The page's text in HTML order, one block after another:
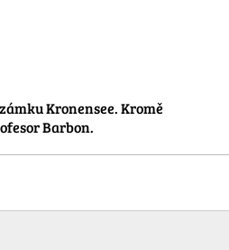
Kronensee. Kromě
Barbon.